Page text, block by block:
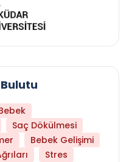
Saç Dökülmesi
Bebek Gelişimi
Stres